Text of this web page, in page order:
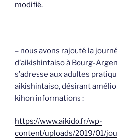
modifié.
– nous avons rajouté la
d’aikishintaiso à Bourg-
s’adresse aux adultes
aikishintaiso, désirant
kihon informations :
https://www.aikido.fr/wp-
content/uploads/2019/01/